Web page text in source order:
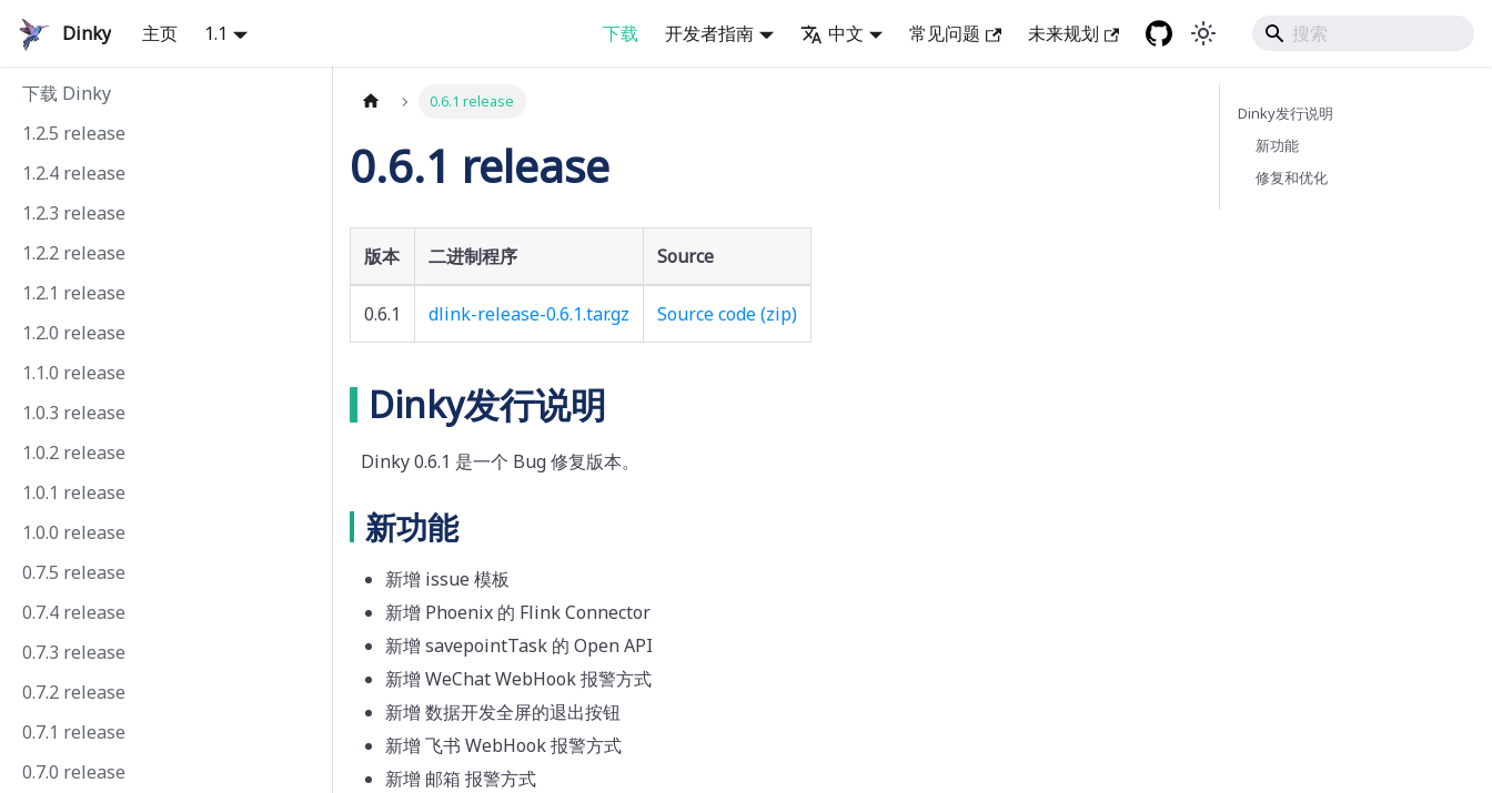
Dinky 主页 1.1 下载 开发者指南 中文 常见问题 未来规划
下载 Dinky
1.2.5 release
1.2.4 release
1.2.3 release
1.2.2 release
1.2.1 release
1.2.0 release
1.1.0 release
1.0.3 release
1.0.2 release
1.0.1 release
1.0.0 release
0.7.5 release
0.7.4 release
0.7.3 release
0.7.2 release
0.7.1 release
0.7.0 release
0.6.1 release
0.6.1 release
版本 二进制程序 Source
0.6.1 dlink-release-0.6.1.tar.gz Source code (zip)
Dinky发行说明
Dinky 0.6.1 是一个 Bug 修复版本。
新功能
新增 issue 模板
新增 Phoenix 的 Flink Connector
新增 savepointTask 的 Open API
新增 WeChat WebHook 报警方式
新增 数据开发全屏的退出按钮
新增 飞书 WebHook 报警方式
新增 邮箱 报警方式
Dinky发行说明
新功能
修复和优化